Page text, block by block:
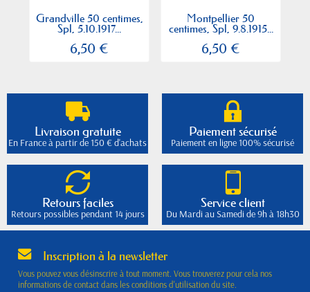
Grandville 50 centimes,
Spl, 5.10.1917...
6,50 €
Montpellier 50
centimes, Spl, 9.8.1915...
6,50 €
Livraison gratuite
En France à partir de 150 € d'achats
Paiement sécurisé
Paiement en ligne 100% sécurisé
Retours faciles
Retours possibles pendant 14 jours
Service client
Du Mardi au Samedi de 9h à 18h30
Inscription à la newsletter
Vous pouvez vous désinscrire à tout moment. Vous trouverez pour cela nos
informations de contact dans les conditions d'utilisation du site.